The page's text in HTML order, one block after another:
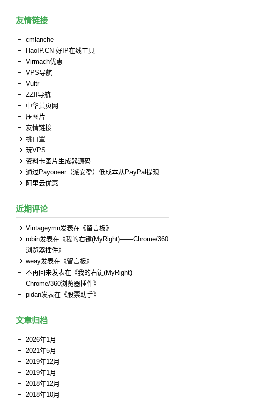
友情链接
cmlanche
HaoIP.CN 好IP在线工具
Virmach优惠
VPS导航
Vultr
ZZII导航
中华黄页网
压图片
友情链接
挑口罩
玩VPS
资料卡图片生成器源码
通过Payoneer（派安盈）低成本从PayPal提现
阿里云优惠
近期评论
Vintageymn发表在《留言板》
robin发表在《我的右键(MyRight)——Chrome/360
浏览器插件》
weay发表在《留言板》
不再回来发表在《我的右键(MyRight)——
Chrome/360浏览器插件》
pidan发表在《股票助手》
文章归档
2026年1月
2021年5月
2019年12月
2019年1月
2018年12月
2018年10月